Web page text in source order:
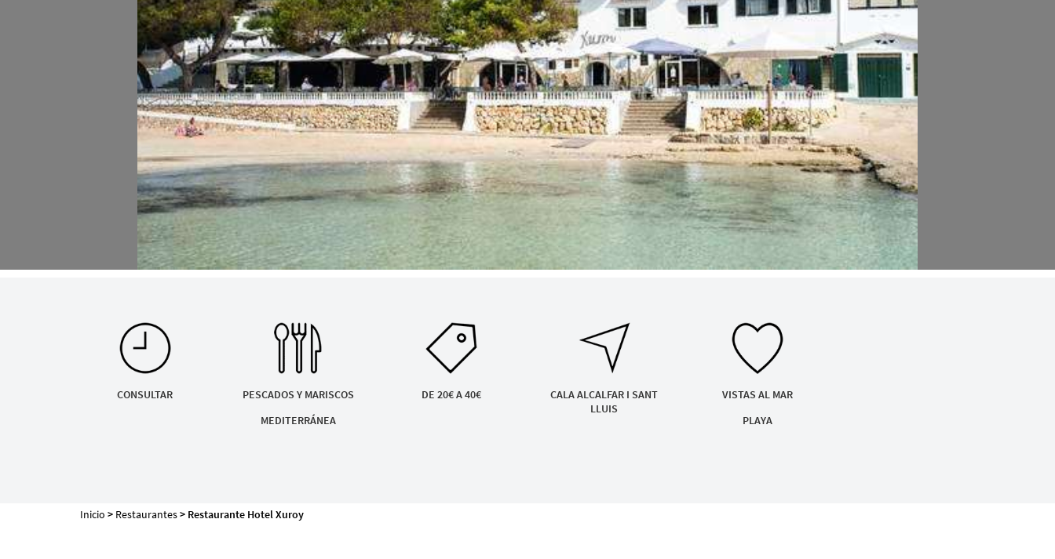
Servicios y tarifas
Información legal
Privacidad y cookies
Mapa de la web
CONSULTAR
PESCADOS Y MARISCOS
MEDITERRÁNEA
DE 20€ A 40€
CALA ALCALFAR I SANT
LLUIS
VISTAS AL MAR
PLAYA
Inicio > Restaurantes> Restaurante Hotel Xuroy
¿Cómo podemos ayudarte?
ENVIAR SOLICITUD
Al enviar aceptas lapolítica de privacidad